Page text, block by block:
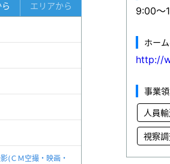
エリアから
(ＣＭ空撮・映画・
9:00～
ホー
http://
事業
人員
視察